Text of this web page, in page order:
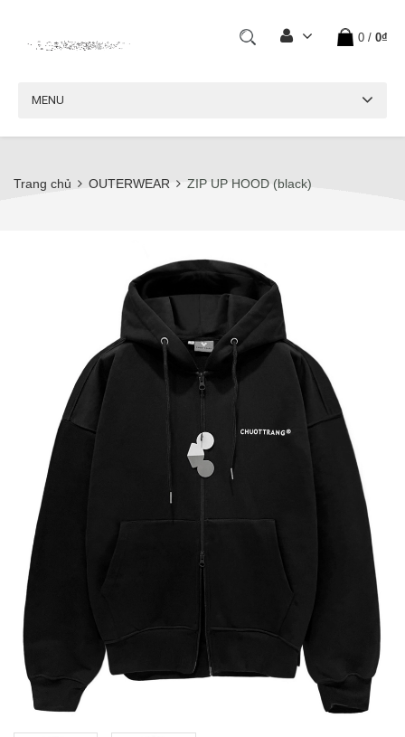
0 / 0₫
MENU
Trang chủ OUTERWEAR ZIP UP HOOD (black)